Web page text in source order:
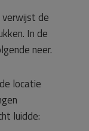
de
In de
neer.
locatie
luidde: